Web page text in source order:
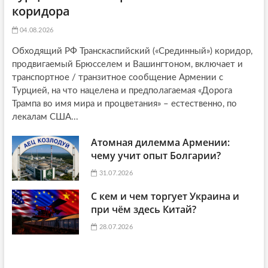
коридора
04.08.2026
Обходящий РФ Транскаспийский («Срединный») коридор,
продвигаемый Брюсселем и Вашингтоном, включает и
транспортное / транзитное сообщение Армении с
Турцией, на что нацелена и предполагаемая «Дорога
Трампа во имя мира и процветания» – естественно, по
лекалам США...
Атомная дилемма Армении:
чему учит опыт Болгарии?
31.07.2026
С кем и чем торгует Украина и
при чём здесь Китай?
28.07.2026